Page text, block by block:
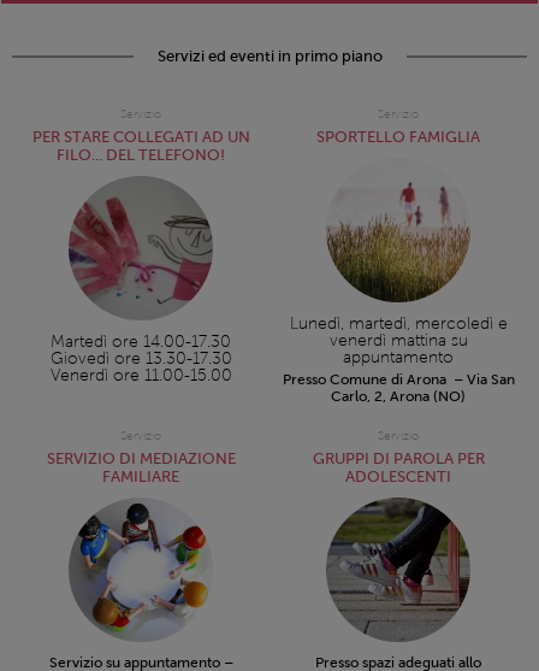
Servizi ed eventi in primo piano
Servizio
PER STARE COLLEGATI AD UN
FILO... DEL TELEFONO!
Martedì ore 14.00-17.30
Giovedì ore 13.30-17.30
Venerdì ore 11.00-15.00
Servizio
SPORTELLO FAMIGLIA
Lunedì, martedì, mercoledì e
venerdì mattina su
appuntamento
Presso Comune di Arona – Via San
Carlo, 2, Arona (NO)
Servizio
SERVIZIO DI MEDIAZIONE
FAMILIARE
Servizio su appuntamento –
Servizio
GRUPPI DI PAROLA PER
ADOLESCENTI
Presso spazi adeguati allo